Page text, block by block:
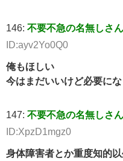
146: 不要不急の名無しさん
ID:ayv2Yo0Q0
俺もほしい
今はまだいいけど必要に
147: 不要不急の名無しさん
ID:XpzD1mgz0
身体障害者とか重度知的